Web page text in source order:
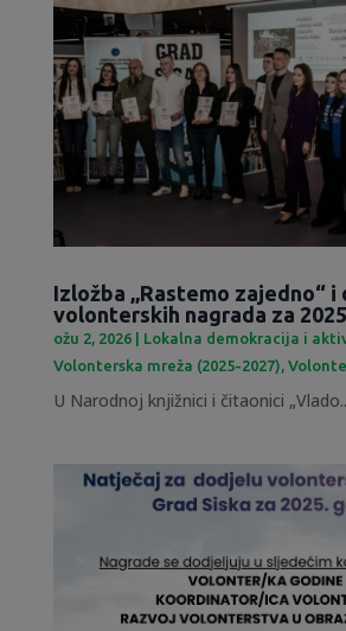
Izložba „Rastemo zajedno“ i
volonterskih nagrada za
ožu 2, 2026| Lokalna demokracija i
Volonterska mreža (2025-2027),
U Narodnoj knjižnici i čitaonici